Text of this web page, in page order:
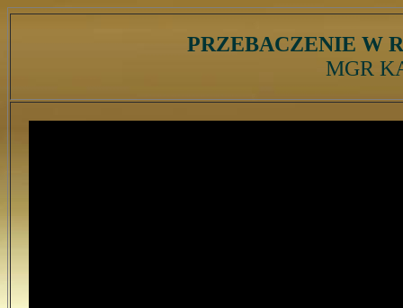
PRZEBACZENIE W
MGR